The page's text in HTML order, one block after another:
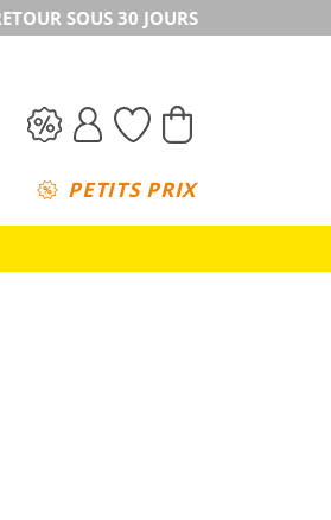
SOUS 30 JOURS
PETITS PRIX